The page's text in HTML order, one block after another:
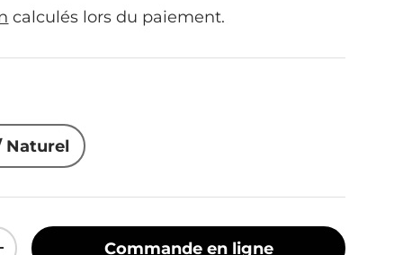
calculés lors du paiement.
Naturel
Commande en ligne